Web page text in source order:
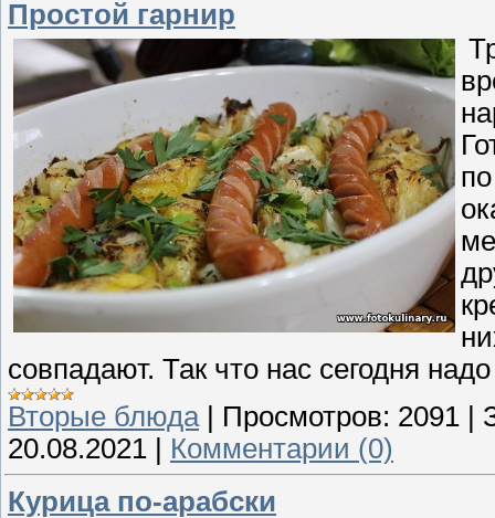
Простой гарнир
совпадают. Так что нас сегодня
Вторые блюда| Просмотров: 2091
20.08.2021
Комментарии (0)
Курица по-арабски